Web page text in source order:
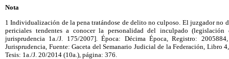
Nota
1 Individualización de la pena tratándose de delito no culposo. El juzgador no
periciales tendentes a conocer la personalidad del inculpado
jurisprudencia 1a./J. 175/2007]. Época: Décima Época, Registro:
Jurisprudencia, Fuente: Gaceta del Semanario Judicial de la Federación, Libro
Tesis: 1a./J. 20/2014 (10a.), página: 376.